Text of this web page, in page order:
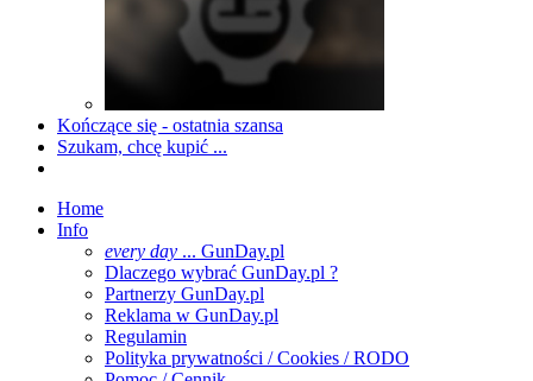
Kończące się - ostatnia szansa
Szukam, chcę kupić ...
Home
Info
every day ... GunDay.pl
Dlaczego wybrać GunDay.pl ?
Partnerzy GunDay.pl
Reklama w GunDay.pl
Regulamin
Polityka prywatności / Cookies / RODO